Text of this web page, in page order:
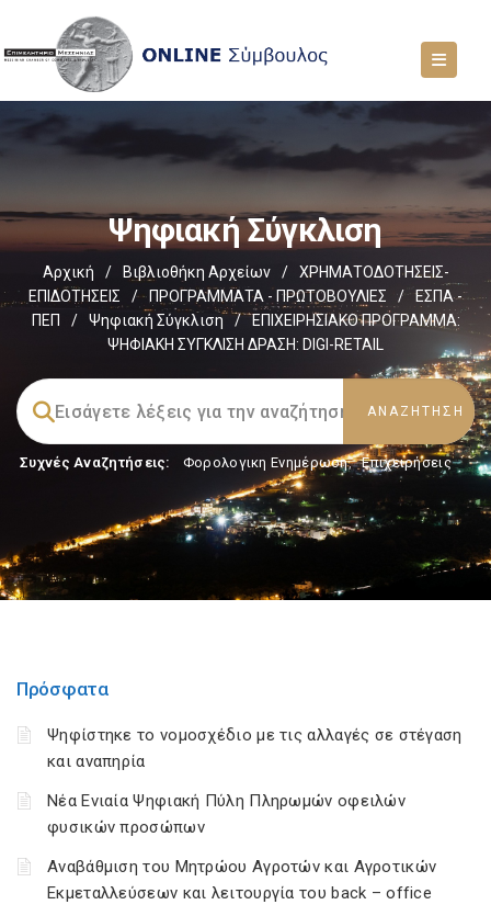
Ψηφιακή Σύγκλιση
Αρχική / Βιβλιοθήκη Αρχείων /
ΧΡΗΜΑΤΟΔΟΤΗΣΕΙΣ-
ΕΠΙΔΟΤΗΣΕΙΣ
/ ΠΡΟΓΡΑΜΜΑΤΑ - ΠΡΩΤΟΒΟΥΛΙΕΣ /
ΕΣΠΑ -
ΠΕΠ
/ Ψηφιακή Σύγκλιση /
ΕΠΙΧΕΙΡΗΣΙΑΚΟ ΠΡΟΓΡΑΜΜΑ:
ΨΗΦΙΑΚΗ ΣΥΓΚΛΙΣΗ ΔΡΑΣΗ: DIGI-RETAIL
Συχνές Αναζητήσεις: Φορολογικη Ενημέρωση, Επιχειρήσεις
Πρόσφατα
Ψηφίστηκε το νομοσχέδιο με τις αλλαγές σε στέγαση
και αναπηρία
Νέα Ενιαία Ψηφιακή Πύλη Πληρωμών οφειλών
φυσικών προσώπων
Αναβάθμιση του Μητρώου Αγροτών και Αγροτικών
Εκμεταλλεύσεων και λειτουργία του back – office